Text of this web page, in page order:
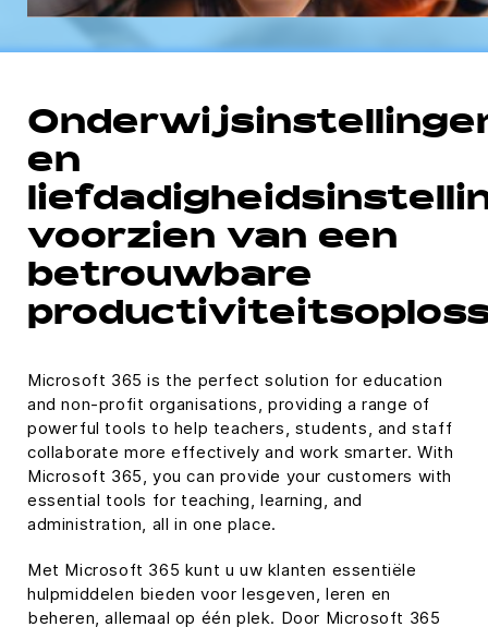
en
voorzien van een
betrouwbare
Microsoft 365 is the perfect solution for education
and non-profit organisations, providing a range of
powerful tools to help teachers, students, and staff
collaborate more effectively and work smarter. With
Microsoft 365, you can provide your customers with
essential tools for teaching, learning, and
administration, all in one place.
Met Microsoft 365 kunt u uw klanten essentiële
hulpmiddelen bieden voor lesgeven, leren en
beheren, allemaal op één plek. Door Microsoft 365